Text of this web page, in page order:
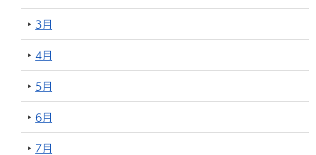
3月
4月
5月
6月
7月